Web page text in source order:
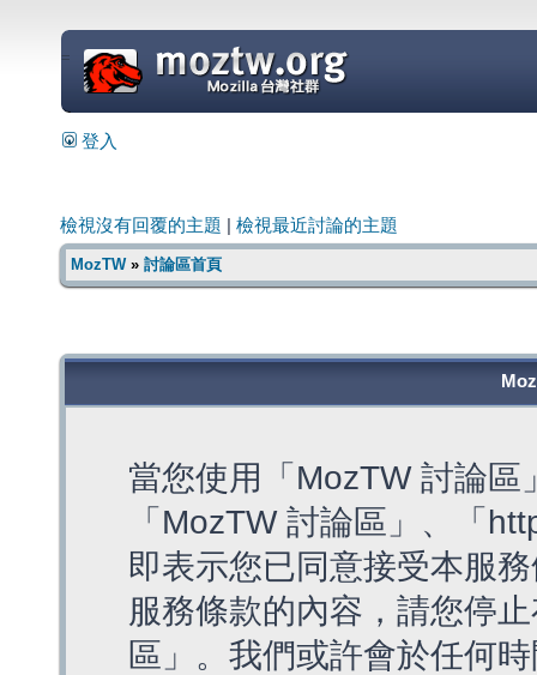
=
登入
檢視沒有回覆的主題 檢視最近討論的主題
MozTW» 討論區首頁
當您使用「MozTW 討論
「MozTW 討論區」、「
即表示您已同意接受本服
服務條款的內容，請您停
區」。我們或許會於任何